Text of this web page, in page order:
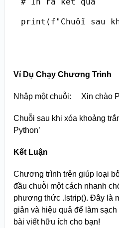
print(f"Chuỗi sau
Ví Dụ Chạy Chương Trình
Nhập một chuỗi: Xin chào
Chuỗi sau khi xóa khoảng
Python’
Kết Luận
Chương trình trên giúp loại
đầu chuỗi một cách nhanh
phương thức .lstrip(). Đây là
giản và hiệu quả để làm
bài viết hữu ích cho bạn!